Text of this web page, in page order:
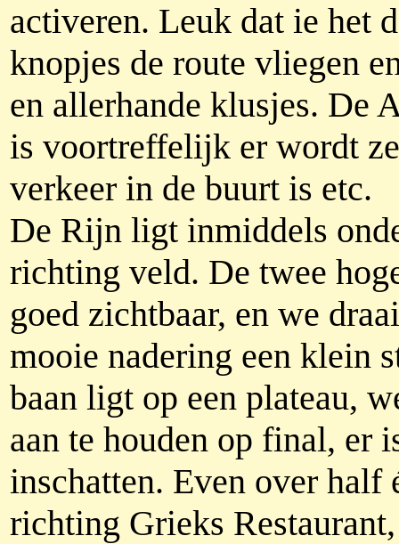
activeren. Leuk dat ie het
knopjes de route vliegen
en allerhande klusjes. De
is voortreffelijk er wordt
verkeer in de buurt is etc.
De Rijn ligt inmiddels
richting veld. De twee
goed zichtbaar, en we
mooie nadering een klein
baan ligt op een plateau,
aan te houden op final, er
inschatten. Even over half
richting Grieks